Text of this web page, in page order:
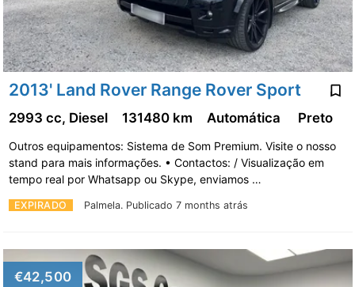
2013' Land Rover Range Rover Sport
EXPIRADO Palmela. Publicado 7 months atrás
2993 cc, Diesel 131480 km Automática Preto
Outros equipamentos: Sistema de Som Premium. Visite o nosso
stand para mais informações. • Contactos: / Visualização em
tempo real por Whatsapp ou Skype, enviamos …
€42,500